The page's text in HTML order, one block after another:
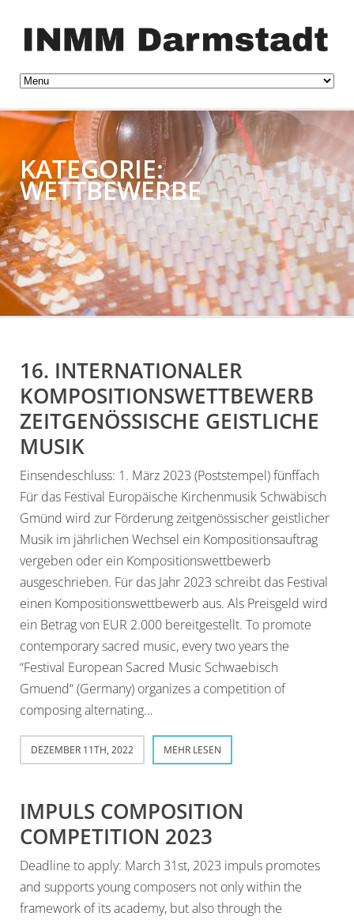
KATEGORIE:
WETTBEWERBE
16. INTERNATIONALER
KOMPOSITIONSWETTBEWERB
ZEITGENÖSSISCHE GEISTLICHE
MUSIK
Einsendeschluss: 1. März 2023 (Poststempel) fünffach
Für das Festival Europäische Kirchenmusik Schwäbisch
Gmünd wird zur Förderung zeitgenössischer geistlicher
Musik im jährlichen Wechsel ein Kompositionsauftrag
vergeben oder ein Kompositionswettbewerb
ausgeschrieben. Für das Jahr 2023 schreibt das Festival
einen Kompositionswettbewerb aus. Als Preisgeld wird
ein Betrag von EUR 2.000 bereitgestellt. To promote
contemporary sacred music, every two years the
“Festival European Sacred Music Schwaebisch
Gmuend“ (Germany) organizes a competition of
composing alternating…
DEZEMBER 11TH, 2022 MEHR LESEN
IMPULS COMPOSITION
COMPETITION 2023
Deadline to apply: March 31st, 2023 impuls promotes
and supports young composers not only within the
framework of its academy, but also through the